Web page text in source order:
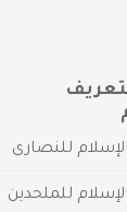
للنصارى
للملحدين